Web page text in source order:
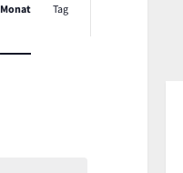
Navigation
Monat Tag